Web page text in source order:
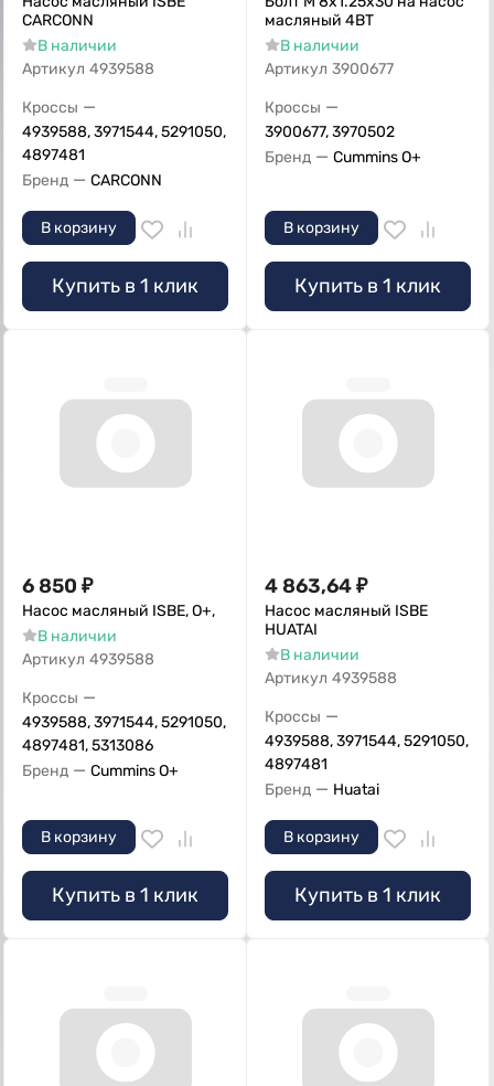
CARCONN
В наличии
Артикул 4939588
Кроссы —
4939588, 3971544, 5291050,
4897481
Бренд — CARCONN
В корзину
Купить в 1 клик
масляный 4ВТ
В наличии
Артикул 3900677
Кроссы —
3900677, 3970502
Бренд — Cummins O+
В корзину
Купить в 1 клик
6 850 ₽
Насос масляный ISBE, О+,
В наличии
Артикул 4939588
Кроссы —
4939588, 3971544, 5291050,
4897481, 5313086
Бренд — Cummins O+
В корзину
Купить в 1 клик
4 863,64₽
Насос масляный ISBE
HUATAI
В наличии
Артикул 4939588
Кроссы —
4939588, 3971544, 5291050,
4897481
Бренд — Huatai
В корзину
Купить в 1 клик